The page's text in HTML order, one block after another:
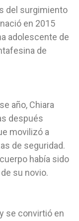
del surgimiento
en 2015
adolescente de
de
año, Chiara
después
movilizó a
de seguridad.
había sido
su novio.
se convirtió en